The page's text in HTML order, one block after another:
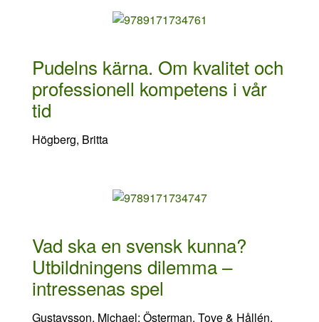
Pudelns kärna. Om kvalitet och
professionell kompetens i vår
tid
Högberg, Britta
Vad ska en svensk kunna?
Utbildningens dilemma –
intressenas spel
Gustavsson, Michael; Österman, Tove & Hållén,